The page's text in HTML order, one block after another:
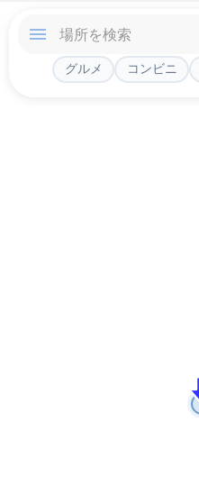
グルメ コンビニ